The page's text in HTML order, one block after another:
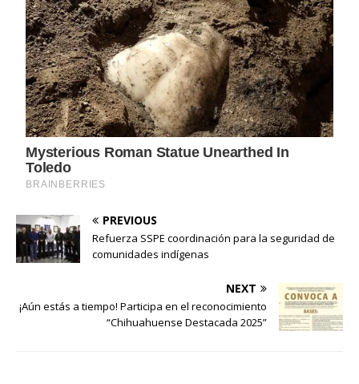
PREVIOUS
Refuerza SSPE coordinación para la seguridad de
comunidades indígenas
NEXT
¡Aún estás a tiempo! Participa en el reconocimiento
“Chihuahuense Destacada 2025”